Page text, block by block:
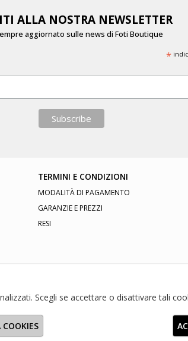
ALLA NOSTRA NEWSLETTER
aggiornato sulle news di Foti Boutique
*
TERMINI E CONDIZIONI
MODALITÀ DI PAGAMENTO
GARANZIE E PREZZI
RESI
Scegli se accettare o disattivare tali